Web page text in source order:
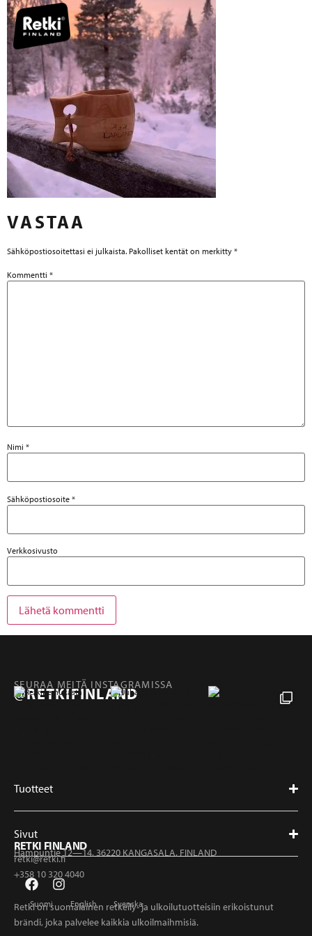
VASTAA
Sähköpostiosoitettasi ei julkaista. Pakolliset kentät on merkitty *
Kommentti *
Nimi *
Sähköpostiosoite *
Verkkosivusto
SEURAA MEITÄ INSTAGRAMISSA
@RETKIFINLAND
Tuotteet
Sivut
RETKI FINLAND
Hampuntie 12—14, 36220 KANGASALA, FINLAND
retki@retki.fi
+358 10 320 4040
Suomi English Svenska
Retki on suomalainen retkeily- ja ulkoilutuotteisiin erikoistunut
brändi, joka palvelee kaikkia ulkoilmaihmisiä.